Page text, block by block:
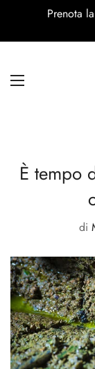
Prenota
È tempo
di